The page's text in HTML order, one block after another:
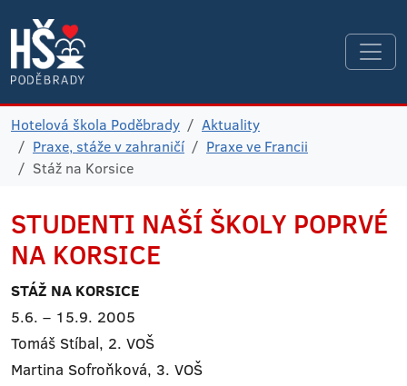
Hotelová škola Poděbrady
Aktuality
Praxe, stáže v zahraničí
Praxe ve Francii
Stáž na Korsice
STUDENTI NAŠÍ ŠKOLY POPRVÉ
NA KORSICE
STÁŽ NA KORSICE
5.6. – 15.9. 2005
Tomáš Stíbal, 2. VOŠ
Martina Sofroňková, 3. VOŠ